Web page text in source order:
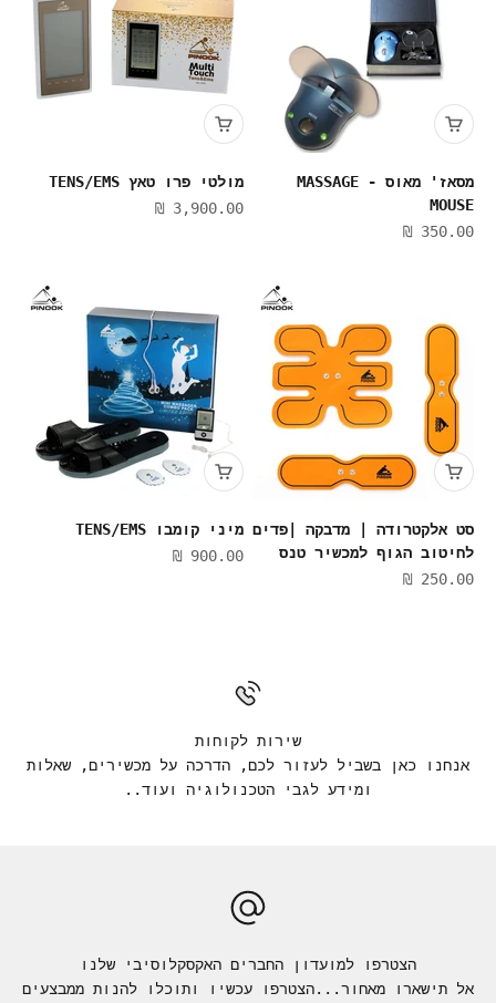
מסאז' מאוס - MASSAGE
MOUSE
מחיר מבצע
350.00 ₪
מולטי פרו טאץ TENSּּ/EMS
מחיר מבצע
3,900.00 ₪
סט אלקטרודה | מדבקה |פדים
לחיטוב הגוף למכשיר טנס
מחיר מבצע
250.00 ₪
מיני קומבו TENS/EMS
מחיר מבצע
900.00 ₪
שירות לקוחות
אנחנו כאן בשביל לעזור לכם, הדרכה על מכשירים, שאלות
ומידע לגבי הטכנולוגיה ועוד..
הצטרפו למועדון החברים האקסקלוסיבי שלנו
אל תישארו מאחור...הצטרפו עכשיו ותוכלו להנות ממבצעים